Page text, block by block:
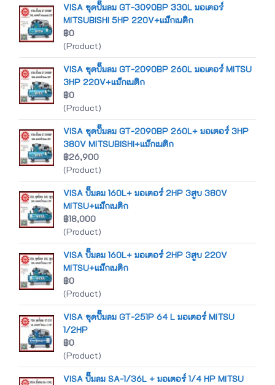
VISA ชุดปั๊มลม GT-3090BP 330L มอเตอร์
MITSUBISHI 5HP 220V+แม็กเนติก
฿0
(Product)
VISA ชุดปั๊มลม GT-2090BP 260L มอเตอร์ MITSU
3HP 220V+แม็กเนติก
฿0
(Product)
VISA ชุดปั๊มลม GT-2090BP 260L+ มอเตอร์ 3HP
380V MITSUBISHI+แม็กเนติก
฿26,900
(Product)
VISA ปั๊มลม 160L+ มอเตอร์ 2HP 3สูบ 380V
MITSU+แม็กเนติก
฿18,000
(Product)
VISA ปั๊มลม 160L+ มอเตอร์ 2HP 3สูบ 220V
MITSU+แม็กเนติก
฿0
(Product)
VISA ชุดปั๊มลม GT-251P 64 L มอเตอร์ MITSU
1/2HP
฿0
(Product)
VISA ปั๊มลม SA-1/36L + มอเตอร์ 1/4 HP MITSU